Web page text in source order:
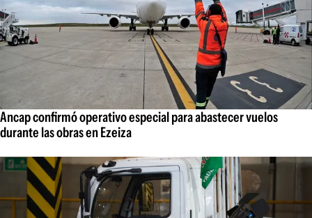
Ancap confirmó operativo especial para abastecer vuelos
durante las obras en Ezeiza